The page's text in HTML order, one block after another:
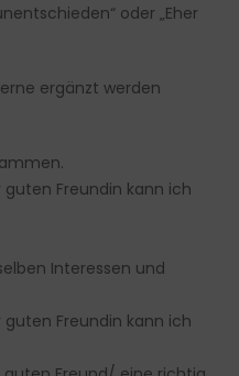
oder „Eher
ergänzt werden
Freundin kann ich
Interessen und
Freundin kann ich